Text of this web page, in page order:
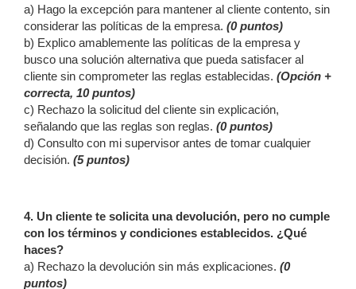
a) Hago la excepción para mantener al cliente contento, sin
considerar las políticas de la empresa. (0 puntos)
b) Explico amablemente las políticas de la empresa y
busco una solución alternativa que pueda satisfacer al
cliente sin comprometer las reglas establecidas. (Opción +
correcta, 10 puntos)
c) Rechazo la solicitud del cliente sin explicación,
señalando que las reglas son reglas. (0 puntos)
d) Consulto con mi supervisor antes de tomar cualquier
decisión. (5 puntos)
4. Un cliente te solicita una devolución, pero no cumple
con los términos y condiciones establecidos. ¿Qué
haces?
a) Rechazo la devolución sin más explicaciones. (0
puntos)